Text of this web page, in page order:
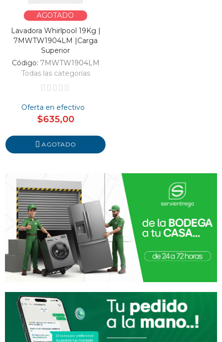
AGOTADO
Lavadora Whirlpool 19Kg |
7MWTW1904LM |Carga
Superior
Código: 7MWTW1904LM
Todas las categorías
Oferta en efectivo
$635,00
AGOTADO